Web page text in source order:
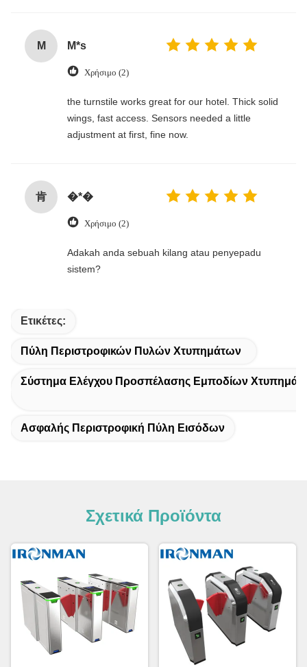
M M*s
Χρήσιμο (2)
the turnstile works great for our hotel. Thick solid
wings, fast access. Sensors needed a little
adjustment at first, fine now.
肯 �*�
Χρήσιμο (2)
Adakah anda sebuah kilang atau penyepadu
sistem?
Ετικέτες:
Πύλη Περιστροφικών Πυλών Χτυπημάτων
Σύστημα Ελέγχου Προσπέλασης Εμποδίων
Ασφαλής Περιστροφική Πύλη Εισόδων
Σχετικά Προϊόντα